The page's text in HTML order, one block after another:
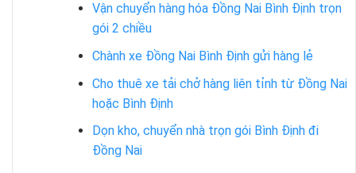
Vận chuyển hàng hóa Đồng Nai Bình Định trọn
gói 2 chiều
Chành xe Đồng Nai Bình Định gửi hàng lẻ
Cho thuê xe tải chở hàng liên tỉnh từ Đồng Nai
hoặc Bình Định
Dọn kho, chuyển nhà trọn gói Bình Định đi
Đồng Nai